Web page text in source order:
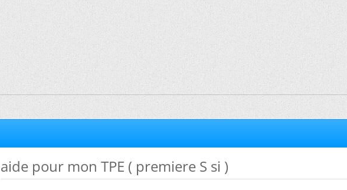
aide pour mon TPE ( premiere S si )